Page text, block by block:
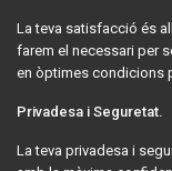
La teva satisfacció és
farem el necessari per
en òptimes condicions
Privadesa i Seguretat.
La teva privadesa i